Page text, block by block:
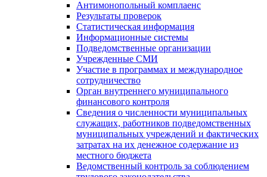
Антимонопольный комплаенс
Результаты проверок
Статистическая информация
Информационные системы
Подведомственные организации
Учрежденные СМИ
Участие в программах и международное
сотрудничество
Орган внутреннего муниципального
финансового контроля
Сведения о численности муниципальных
служащих, работников подведомственных
муниципальных учреждений и фактических
затратах на их денежное содержание из
местного бюджета
Ведомственный контроль за соблюдением